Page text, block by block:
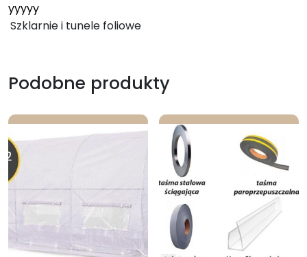
yyyyy
Szklarnie i tunele foliowe
Podobne produkty